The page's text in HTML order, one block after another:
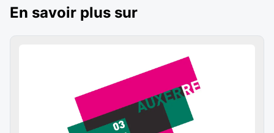
En savoir plus sur